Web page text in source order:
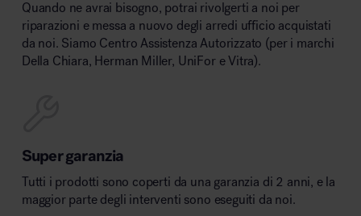
Quando ne avrai bisogno, potrai rivolgerti a noi per
riparazioni e messa a nuovo degli arredi ufficio acquistati
da noi. Siamo Centro Assistenza Autorizzato (per i marchi
Della Chiara, Herman Miller, UniFor e Vitra).
Super garanzia
Tutti i prodotti sono coperti da una garanzia di 2 anni, e la
maggior parte degli interventi sono eseguiti da noi.